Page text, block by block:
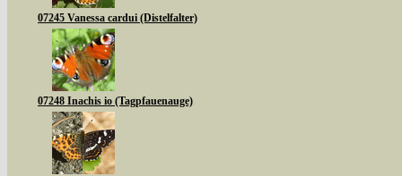
07245 Vanessa cardui (Distelfalter)
07248 Inachis io (Tagpfauenauge)